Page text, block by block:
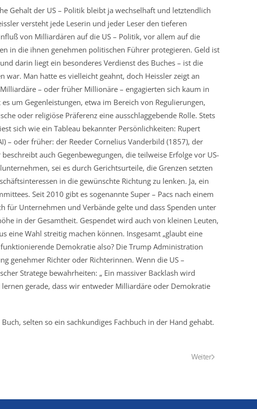
Gehalt der US – Politik bleibt ja wechselhaft und letztendlich
versteht jede Leserin und jeder Leser den tieferen
von Milliardären auf die US – Politik, vor allem auf die
in die ihnen genehmen politischen Führer protegieren. Geld ist
darin liegt ein besonderes Verdienst des Buches – ist die
Man hatte es vielleicht geahnt, doch Heissler zeigt an
– oder früher Millionäre – engagierten sich kaum in
um Gegenleistungen, etwa im Bereich von Regulierungen,
oder religiöse Präferenz eine ausschlaggebende Rolle. Stets
sich wie ein Tableau bekannter Persönlichkeiten: Rupert
– oder früher: der Reeder Cornelius Vanderbild (1857), der
auch Gegenbewegungen, die teilweise Erfolge vor US-
sei es durch Gerichtsurteile, die Grenzen setzten
in die gewünschte Richtung zu lenken. Ja, ein
Seit 2010 gibt es sogenannte Super – Pacs nach einem
für Unternehmen und Verbände gelte und dass Spenden unter
in der Gesamtheit. Gespendet wird auch von kleinen Leuten,
eine Wahl streitig machen können. Insgesamt „glaubt eine
Demokratie also? Die Trump Administration
genehmer Richter oder Richterinnen. Wenn die US –
Stratege bewahrheiten: „ Ein massiver Backlash wird
gerade, dass wir entweder Milliardäre oder Demokratie
selten so ein sachkundiges Fachbuch in der Hand gehabt.
Weiter